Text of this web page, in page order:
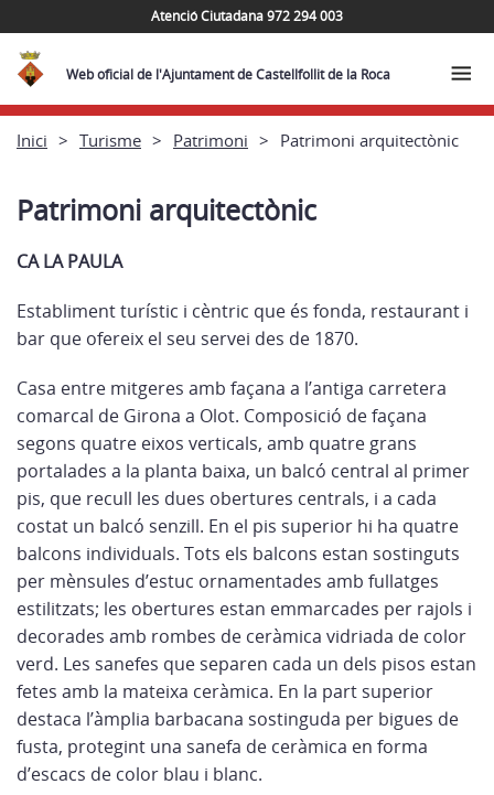
Atenció Ciutadana 972 294 003
Web oficial de l'Ajuntament de Castellfollit de la Roca
Inici Turisme Patrimoni Patrimoni arquitectònic
Patrimoni arquitectònic
CA LA PAULA
Establiment turístic i cèntric que és fonda, restaurant i
bar que ofereix el seu servei des de 1870.
Casa entre mitgeres amb façana a l’antiga carretera
comarcal de Girona a Olot. Composició de façana
segons quatre eixos verticals, amb quatre grans
portalades a la planta baixa, un balcó central al primer
pis, que recull les dues obertures centrals, i a cada
costat un balcó senzill. En el pis superior hi ha quatre
balcons individuals. Tots els balcons estan sostinguts
per mènsules d’estuc ornamentades amb fullatges
estilitzats; les obertures estan emmarcades per rajols i
decorades amb rombes de ceràmica vidriada de color
verd. Les sanefes que separen cada un dels pisos estan
fetes amb la mateixa ceràmica. En la part superior
destaca l’àmplia barbacana sostinguda per bigues de
fusta, protegint una sanefa de ceràmica en forma
d’escacs de color blau i blanc.